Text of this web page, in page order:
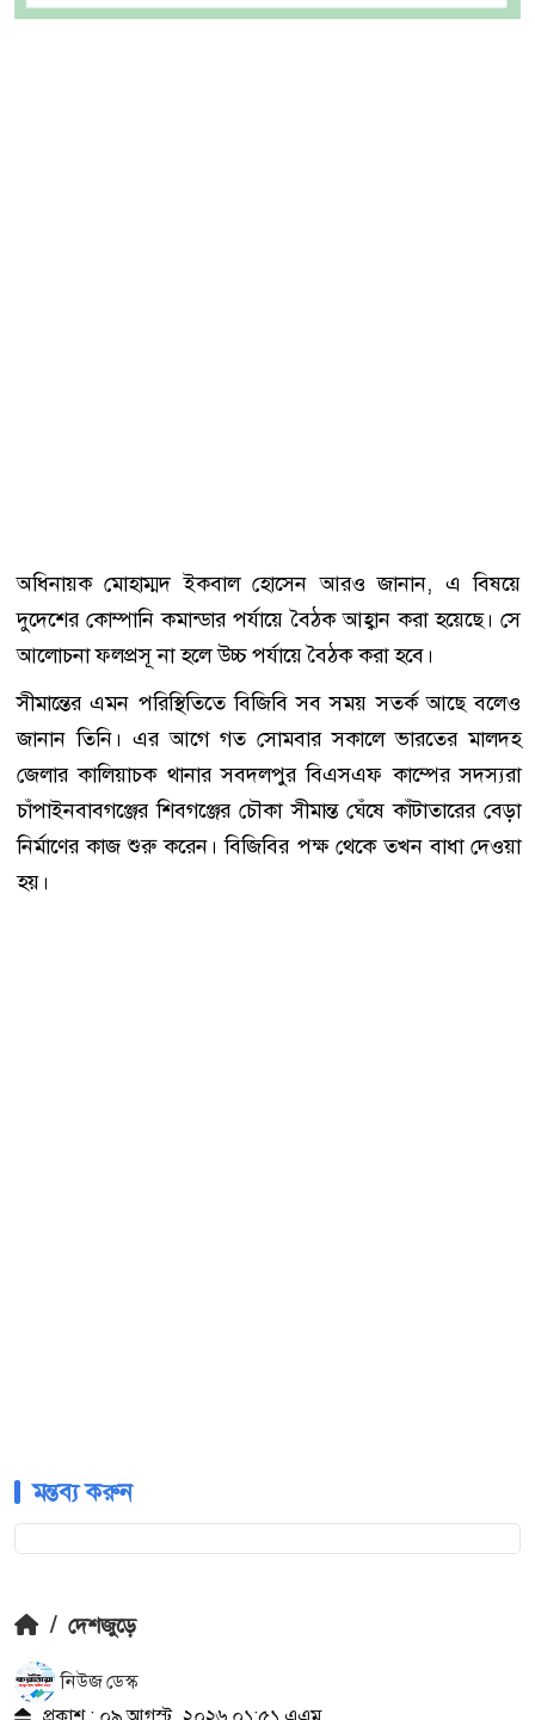
অধিনায়ক মোহাম্মদ ইকবাল হোসেন আরও জানান, এ বিষয়ে
দুদেশের কোম্পানি কমান্ডার পর্যায়ে বৈঠক আহ্বান করা হয়েছে। সে
আলোচনা ফলপ্রসূ না হলে উচ্চ পর্যায়ে বৈঠক করা হবে।
সীমান্তের এমন পরিস্থিতিতে বিজিবি সব সময় সতর্ক আছে বলেও
জানান তিনি। এর আগে গত সোমবার সকালে ভারতের মালদহ
জেলার কালিয়াচক থানার সবদলপুর বিএসএফ কাম্পের সদস্যরা
চাঁপাইনবাবগঞ্জের শিবগঞ্জের চৌকা সীমান্ত ঘেঁষে কাঁটাতারের বেড়া
নির্মাণের কাজ শুরু করেন। বিজিবির পক্ষ থেকে তখন বাধা দেওয়া
হয়।
মন্তব্য করুন
/ দেশজুড়ে
নিউজ ডেস্ক